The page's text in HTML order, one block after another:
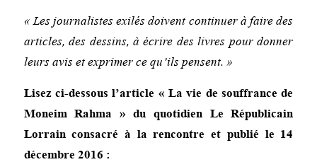
« Les journalistes exilés doivent continuer à faire des
articles, des dessins, à écrire des livres pour donner
leurs avis et exprimer ce qu’ils pensent. »
Lisez ci-dessous l’article « La vie de souffrance de
Moneim Rahma » du quotidien LeRépublicain
Lorrain consacré à la rencontre et publié le 14
décembre 2016 :